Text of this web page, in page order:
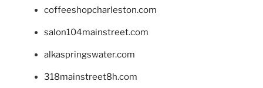
coffeeshopcharleston.com
salon104mainstreet.com
alkaspringswater.com
318mainstreet8h.com